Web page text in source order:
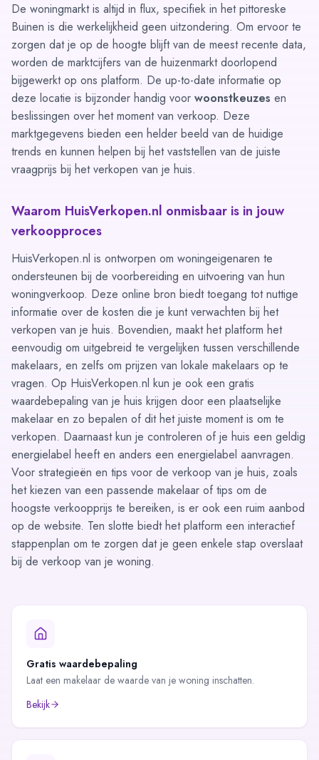
De woningmarkt is altijd in flux, specifiek in het pittoreske
Buinen is die werkelijkheid geen uitzondering. Om ervoor te
zorgen dat je op de hoogte blijft van de meest recente data,
worden de marktcijfers van de huizenmarkt doorlopend
bijgewerkt op ons platform. De up-to-date informatie op
deze locatie is bijzonder handig voor woonstkeuzes en
beslissingen over het moment van verkoop. Deze
marktgegevens bieden een helder beeld van de huidige
trends en kunnen helpen bij het vaststellen van de juiste
vraagprijs bij het verkopen van je huis.
Waarom HuisVerkopen.nl onmisbaar is in jouw
verkoopproces
HuisVerkopen.nl is ontworpen om woningeigenaren te
ondersteunen bij de voorbereiding en uitvoering van hun
woningverkoop. Deze online bron biedt toegang tot nuttige
informatie over de kosten die je kunt verwachten bij het
verkopen van je huis. Bovendien, maakt het platform het
eenvoudig om uitgebreid te vergelijken tussen verschillende
makelaars, en zelfs om prijzen van lokale makelaars op te
vragen. Op HuisVerkopen.nl kun je ook een gratis
waardebepaling van je huis krijgen door een plaatselijke
makelaar en zo bepalen of dit het juiste moment is om te
verkopen. Daarnaast kun je controleren of je huis een geldig
energielabel heeft en anders een energielabel aanvragen.
Voor strategieën en tips voor de verkoop van je huis, zoals
het kiezen van een passende makelaar of tips om de
hoogste verkoopprijs te bereiken, is er ook een ruim aanbod
op de website. Ten slotte biedt het platform een interactief
stappenplan om te zorgen dat je geen enkele stap overslaat
bij de verkoop van je woning.
Gratis waardebepaling
Laat een makelaar de waarde van je woning inschatten.
Bekijk